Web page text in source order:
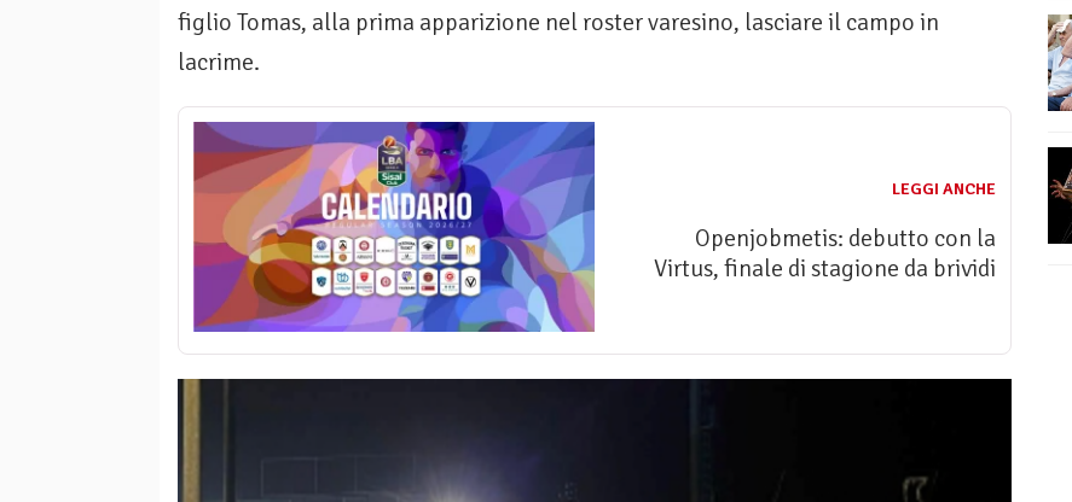
figlio Tomas, alla prima apparizione nel roster varesino, lasciare il campo in
lacrime.
LEGGI ANCHE
Openjobmetis: debutto con la
Virtus, finale di stagione da brividi